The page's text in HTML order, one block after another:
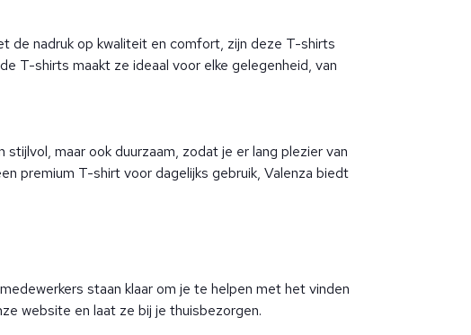
de nadruk op kwaliteit en comfort, zijn deze T-shirts
T-shirts maakt ze ideaal voor elke gelegenheid, van
maar ook duurzaam, zodat je er lang plezier van
premium T-shirt voor dagelijks gebruik, Valenza biedt
staan klaar om je te helpen met het vinden
website en laat ze bij je thuisbezorgen.